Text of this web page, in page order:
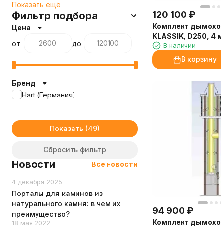
120 100 ₽
Комплект
KLASSIK, D250, 4
В наличии
В корзину
94 900 ₽
Комплект
Показать ещё
Фильтр подбора
Цена
от
до
Бренд
Hart (Германия)
Показать
Сбросить фильтр
Новости Все новости
4 декабря 2025
Порталы для каминов из
натурального камня: в чем их
преимущество?
18 мая 2022